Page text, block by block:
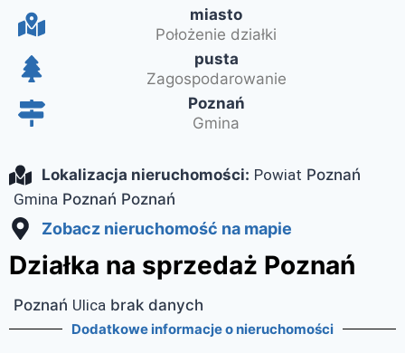
miasto
Położenie działki
pusta
Zagospodarowanie
Poznań
Gmina
Lokalizacja nieruchomości: Powiat Poznań
Gmina Poznań Poznań
Zobacz nieruchomość na mapie
Działka na sprzedaż Poznań
Poznań Ulica brak danych
Dodatkowe informacje o nieruchomości